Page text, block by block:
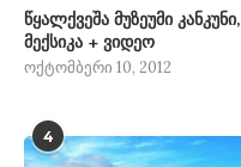
წყალქვეშა მუზეუმი კანკუნი,
მექსიკა + ვიდეო
ოქტომბერი 10, 2012
4